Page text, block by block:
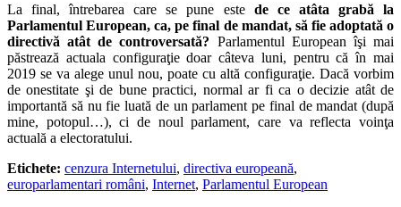
La final, întrebarea care se pune este de ce atâta grabă la
Parlamentul European, ca, pe final de mandat, să fie adoptată o
directivă atât de controversată? Parlamentul European îşi mai
păstrează actuala configuraţie doar câteva luni, pentru că în mai
2019 se va alege unul nou, poate cu altă configuraţie. Dacă vorbim
de onestitate şi de bune practici, normal ar fi ca o decizie atât de
importantă să nu fie luată de un parlament pe final de mandat (după
mine, potopul…), ci de noul parlament, care va reflecta voinţa
actuală a electoratului.
Etichete: cenzura Internetului, directiva europeană,
europarlamentari români, Internet, Parlamentul European